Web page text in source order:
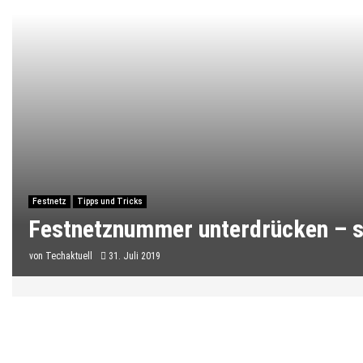
Festnetz Tipps und Tricks
Festnetznummer unterdrücken –
von Techaktuell 31. Juli 2019